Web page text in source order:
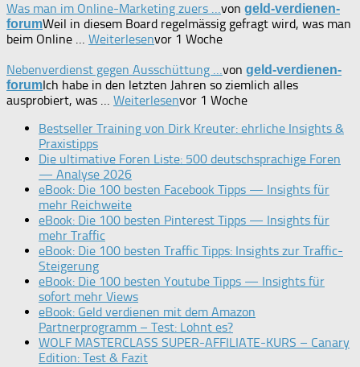
Was man im Online-Marketing zuers …von geld-verdienen-
forumWeil in diesem Board regelmässig gefragt wird, was man
beim Online … Weiterlesenvor 1 Woche
Nebenverdienst gegen Ausschüttung …von geld-verdienen-
forumIch habe in den letzten Jahren so ziemlich alles
ausprobiert, was … Weiterlesenvor 1 Woche
Bestseller Training von Dirk Kreuter: ehrliche Insights &
Praxistipps
Die ultimative Foren Liste: 500 deutschsprachige Foren
— Analyse 2026
eBook: Die 100 besten Facebook Tipps — Insights für
mehr Reichweite
eBook: Die 100 besten Pinterest Tipps — Insights für
mehr Traffic
eBook: Die 100 besten Traffic Tipps: Insights zur Traffic-
Steigerung
eBook: Die 100 besten Youtube Tipps — Insights für
sofort mehr Views
eBook: Geld verdienen mit dem Amazon
Partnerprogramm – Test: Lohnt es?
WOLF MASTERCLASS SUPER-AFFILIATE-KURS – Canary
Edition: Test & Fazit